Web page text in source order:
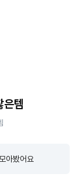
은템
아봤어요